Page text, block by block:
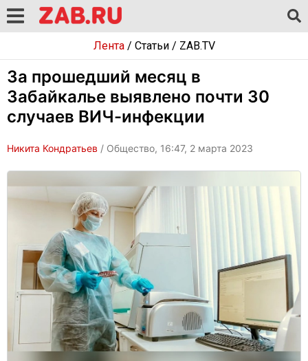
Лента/ Статьи/ ZAB.TV
За прошедший месяц в
Забайкалье выявлено почти 30
случаев ВИЧ-инфекции
Никита Кондратьев / Общество, 16:47, 2 марта 2023